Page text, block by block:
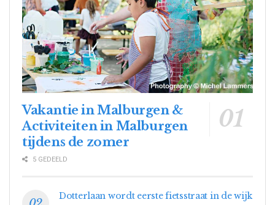
Vakantie in Malburgen &
Activiteiten in Malburgen
tijdens de zomer
5 GEDEELD
Dotterlaan wordt eerste fietsstraat in de wijk